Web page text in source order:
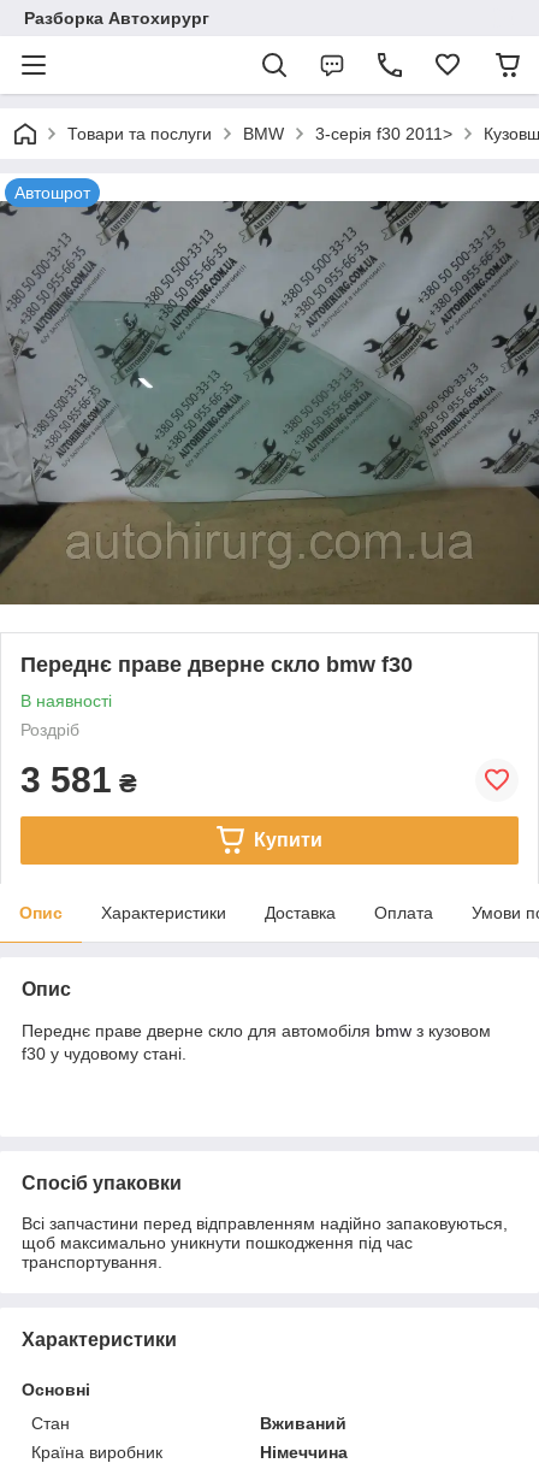
Разборка Автохирург
Товари та послуги BMW 3-серія f30 2011>
Автошрот
Переднє праве дверне скло bmw f30
В наявності
Роздріб
3 581 ₴
Купити
Опис Характеристики Доставка Оплата Умови
Опис
Переднє праве дверне скло для автомобіля bmw з кузовом
f30 у чудовому стані.
Спосіб упаковки
Всі запчастини перед відправленням надійно запаковуються,
щоб максимально уникнути пошкодження під час
транспортування.
Характеристики
Основні
Стан
Вживаний
Країна виробник
Німеччина